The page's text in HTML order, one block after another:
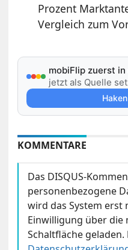
Prozent
Vergleich zum
mobiFlip zuerst
jetzt als Quelle
KOMMENTARE
Das DISQUS-
personenbezogene
wird das System erst
Einwilligung über die
Schaltfläche geladen.